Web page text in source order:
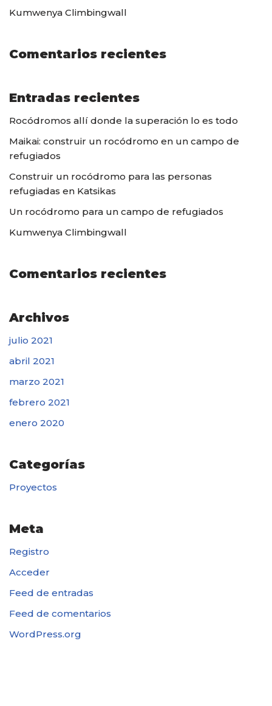
Kumwenya Climbingwall
Comentarios recientes
Entradas recientes
Rocódromos allí donde la superación lo es todo
Maikai: construir un rocódromo en un campo de
refugiados
Construir un rocódromo para las personas
refugiadas en Katsikas
Un rocódromo para un campo de refugiados
Kumwenya Climbingwall
Comentarios recientes
Archivos
julio 2021
abril 2021
marzo 2021
febrero 2021
enero 2020
Categorías
Proyectos
Meta
Registro
Acceder
Feed de entradas
Feed de comentarios
WordPress.org